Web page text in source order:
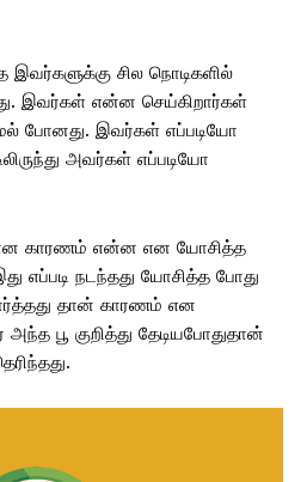
இவர்களுக்கு சில நொடிகளில்
இவர்கள் என்ன செய்கிறார்கள்
போனது. இவர்கள் எப்படியோ
அவர்கள் எப்படியோ
காரணம் என்ன என யோசித்த
எப்படி நடந்தது யோசித்த போது
தான் காரணம் என
பூ குறித்து தேடியபோதுதான்